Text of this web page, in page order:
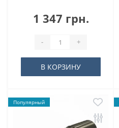
1 347 грн.
- +
В КОРЗИНУ
Популярный